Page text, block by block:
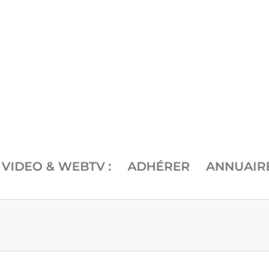
& WEBTV : ADHÉRER